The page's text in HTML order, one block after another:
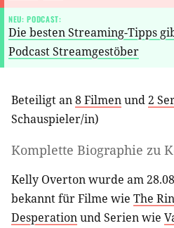
NEU: PODCAST:
Die besten Streaming-Tipps
Podcast Streamgestöber
Beteiligt an8 Filmenund2
Schauspieler/in)
Komplette Biographie zu
Kelly Overton wurde am
bekannt für Filme wie The
Desperationund Serien wie